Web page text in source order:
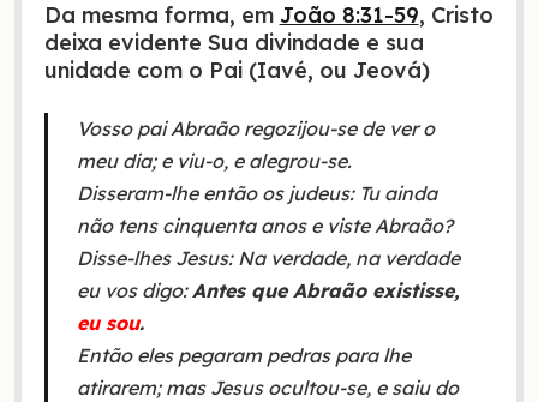
Da mesma forma, em João 8:31-59, Cristo
deixa evidente Sua divindade e sua
unidade com o Pai (Iavé, ou Jeová)
Vosso pai Abraão regozijou-se de ver o
meu dia; e viu-o, e alegrou-se.
Disseram-lhe então os judeus: Tu ainda
não tens cinquenta anos e viste Abraão?
Disse-lhes Jesus: Na verdade, na verdade
eu vos digo:Antes que Abraão existisse,
eu sou.
Então eles pegaram pedras para lhe
atirarem; mas Jesus ocultou-se, e saiu do